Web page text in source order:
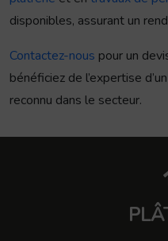
disponibles, assurant un
Contactez-nous pour un
bénéficiez de l’expertise d’un
reconnu dans le secteur.